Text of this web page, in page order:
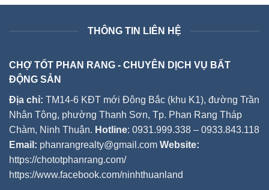
THÔNG TIN LIÊN HỆ
CHỢ TỐT PHAN RANG - CHUYÊN DỊCH VỤ BẤT
ĐỘNG SẢN
Địa chỉ: TM14-6 KĐT mới Đông Bắc (khu K1), đường Trần
Nhân Tông, phường Thanh Sơn, Tp. Phan Rang Tháp
Chàm, Ninh Thuận. Hotline: 0931.999.338 – 0933.843.118
Email: phanrangrealty@gmail.com Website:
https://chototphanrang.com/
https://www.facebook.com/ninhthuanland